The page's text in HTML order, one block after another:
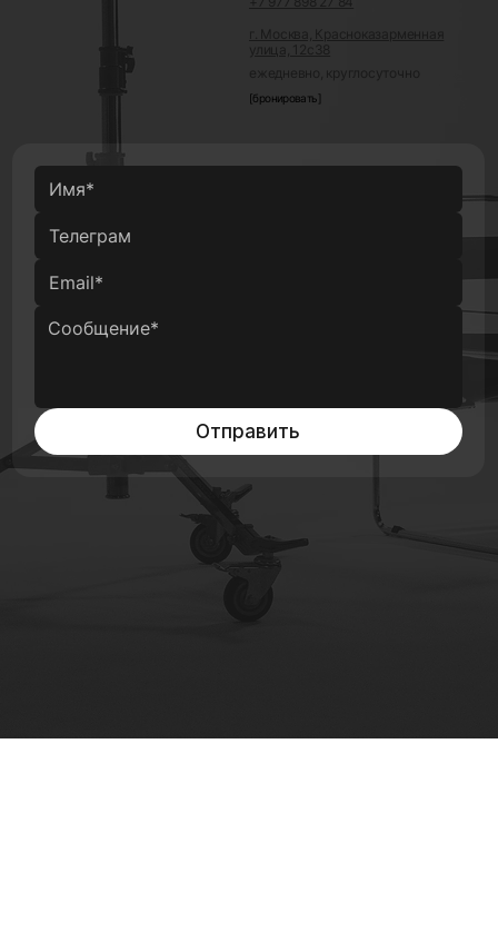
г. Москва, Красноказарменная
ежедневно, круглосуточно
[бронировать]
Отправить